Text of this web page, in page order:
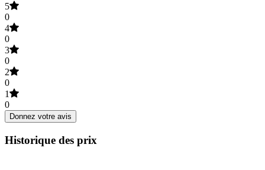
5
0
4
0
3
0
2
0
1
0
Donnez votre avis
Historique des prix